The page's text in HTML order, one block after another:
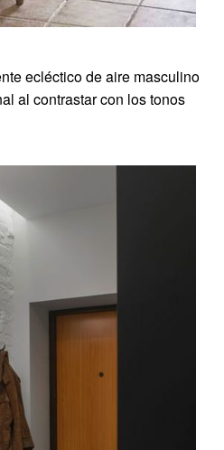
ecléctico de aire masculino
al contrastar con los tonos